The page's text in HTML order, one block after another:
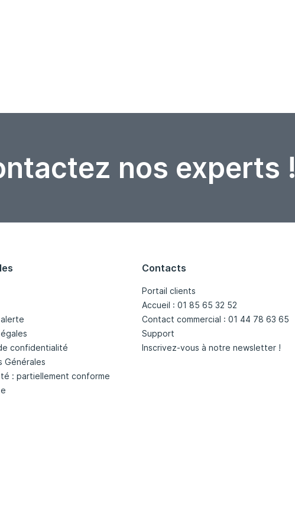
nos experts !
confidentialité
Générales
: partiellement conforme
Contacts
Portail clients
Accueil : 01 85 65 32 52
Contact commercial : 01 44 78 63 65
Support
Inscrivez-vous à notre newsletter !